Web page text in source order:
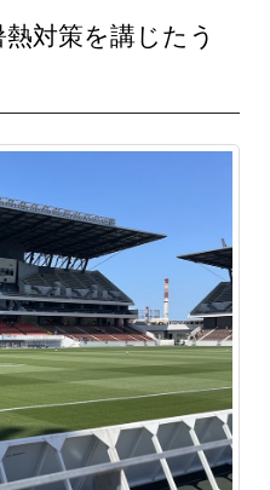
対策を講じたう